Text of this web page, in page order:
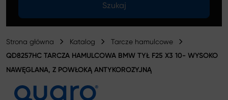
Szukaj
Strona główna Katalog Tarcze hamulcowe
QD8257HC TARCZA HAMULCOWA BMW TYŁ F25 X3 10- WYSOKO
NAWĘGLANA, Z POWŁOKĄ ANTYKOROZYJNĄ